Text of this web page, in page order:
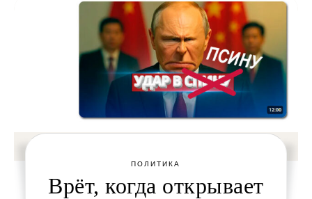
ПОЛИТИКА
Врёт, когда открывает